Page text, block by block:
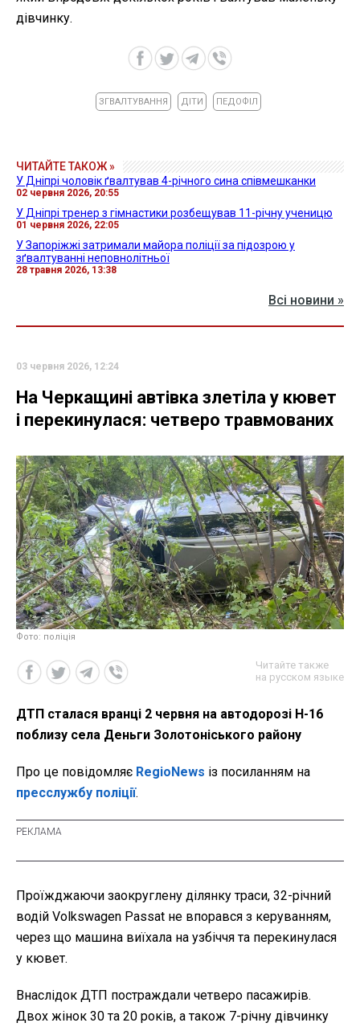
дівчинку.
ЗГВАЛТУВАННЯ ДІТИ ПЕДОФІЛ
ЧИТАЙТЕ ТАКОЖ »
У Дніпрі чоловік ґвалтував 4-річного сина співмешканки
02 червня 2026, 20:55
У Дніпрі тренер з гімнастики розбещував 11-річну ученицю
01 червня 2026, 22:05
У Запоріжжі затримали майора поліції за підозрою у
зґвалтуванні неповнолітньої
28 травня 2026, 13:38
Всі новини »
03 червня 2026, 12:24
На Черкащині автівка злетіла у кювет
і перекинулася: четверо травмованих
Фото: поліція
Читайте также
на русском языке
ДТП сталася вранці 2 червня на автодорозі Н-16
поблизу села Деньги Золотоніського району
Про це повідомляє RegioNews із посиланням на
пресслужбу поліції.
Проїжджаючи заокруглену ділянку траси, 32-річний
водій Volkswagen Passat не впорався з керуванням,
через що машина виїхала на узбіччя та перекинулася
у кювет.
Внаслідок ДТП постраждали четверо пасажирів.
Двох жінок 30 та 20 років, а також 7-річну дівчинку